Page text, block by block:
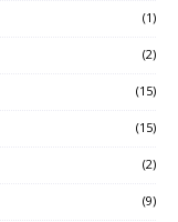
(1)
(2)
(15)
(15)
(2)
(9)